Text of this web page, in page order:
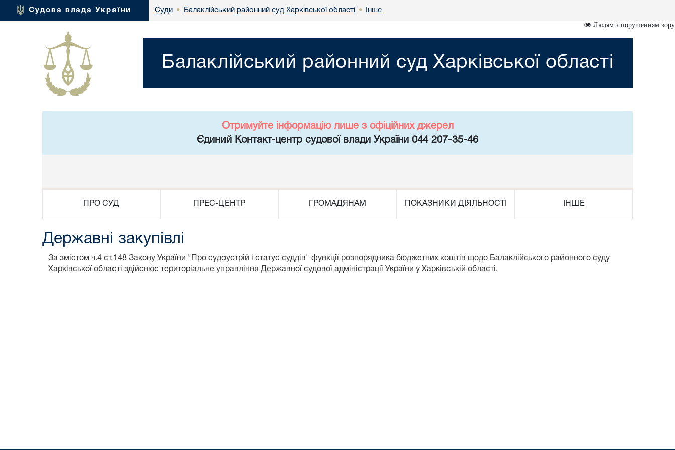
Судова влада України Суди • Балаклійський районний суд Харківської області • Інше
Людям з порушенням зору
Балаклійський районний суд Харківської області
Отримуйте інформацію лише з офіційних джерел
Єдиний Контакт-центр судової влади України 044 207-35-46
ПРО СУД ПРЕС-ЦЕНТР ГРОМАДЯНАМ ПОКАЗНИКИ ДІЯЛЬНОСТІ ІНШЕ
Державні закупівлі
За змістом ч.4 ст.148 Закону України "Про судоустрій і статус суддів" функції розпорядника бюджетних коштів щодо Балаклійського районного суду
Харківської області здійснює територіальне управління Державної судової адміністрації України у Харківській області.